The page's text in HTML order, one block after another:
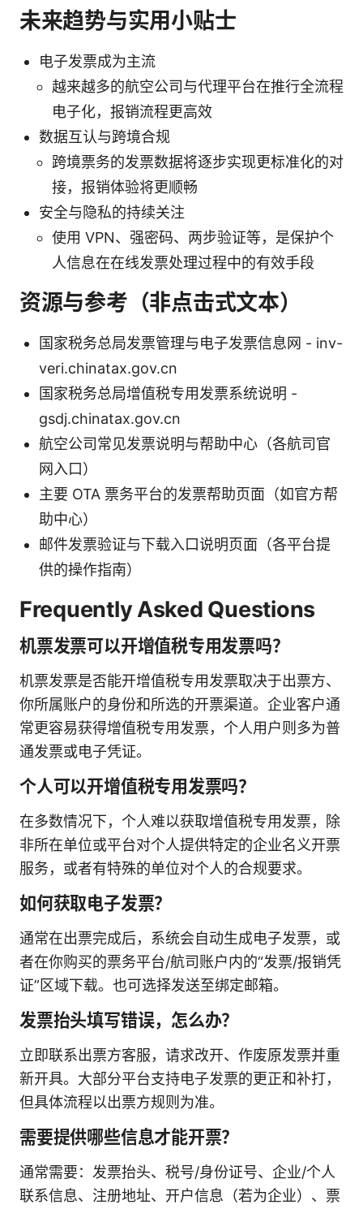
未来趋势与实用小贴士
电子发票成为主流
越来越多的航空公司与代理平台在推行全流程
电子化，报销流程更高效
数据互认与跨境合规
跨境票务的发票数据将逐步实现更标准化的对
接，报销体验将更顺畅
安全与隐私的持续关注
使用 VPN、强密码、两步验证等，是保护个
人信息在在线发票处理过程中的有效手段
资源与参考（非点击式文本）
国家税务总局发票管理与电子发票信息网 - inv-
veri.chinatax.gov.cn
国家税务总局增值税专用发票系统说明 -
gsdj.chinatax.gov.cn
航空公司常见发票说明与帮助中心（各航司官
网入口）
主要 OTA 票务平台的发票帮助页面（如官方帮
助中心）
邮件发票验证与下载入口说明页面（各平台提
供的操作指南）
Frequently Asked Questions
机票发票可以开增值税专用发票吗？
机票发票是否能开增值税专用发票取决于出票方、
你所属账户的身份和所选的开票渠道。企业客户通
常更容易获得增值税专用发票，个人用户则多为普
通发票或电子凭证。
个人可以开增值税专用发票吗？
在多数情况下，个人难以获取增值税专用发票，除
非所在单位或平台对个人提供特定的企业名义开票
服务，或者有特殊的单位对个人的合规要求。
如何获取电子发票？
通常在出票完成后，系统会自动生成电子发票，或
者在你购买的票务平台/航司账户内的“发票/报销凭
证”区域下载。也可选择发送至绑定邮箱。
发票抬头填写错误，怎么办？
立即联系出票方客服，请求改开、作废原发票并重
新开具。大部分平台支持电子发票的更正和补打，
但具体流程以出票方规则为准。
需要提供哪些信息才能开票？
通常需要：发票抬头、税号/身份证号、企业/个人
联系信息、注册地址、开户信息（若为企业）、票